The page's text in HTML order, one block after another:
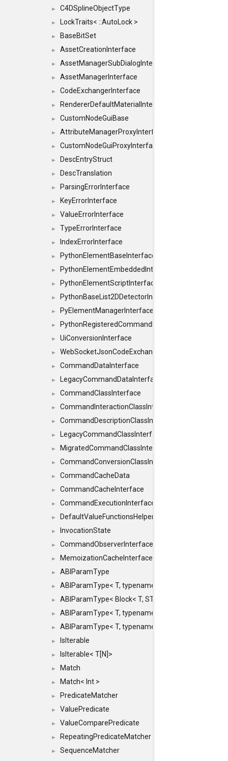
► C4DSplineObjectType
► LockTraits< ::AutoLock >
► BaseBitSet
► AssetCreationInterface
► AssetManagerSubDialogInterface
► AssetManagerInterface
► CodeExchangerInterface
► RendererDefaultMaterialInterface
► CustomNodeGuiBase
► AttributeManagerProxyInterface
► CustomNodeGuiProxyInterface
► DescEntryStruct
► DescTranslation
► ParsingErrorInterface
► KeyErrorInterface
► ValueErrorInterface
► TypeErrorInterface
► IndexErrorInterface
► PythonElementBaseInterface
► PythonElementEmbeddedInterface
► PythonElementScriptInterface
► PythonBaseList2DDetectorInterface
► PyElementManagerInterface
► PythonRegisteredCommandIdsInterface
► UiConversionInterface
► WebSocketJsonCodeExchangerInterface
► CommandDataInterface
► LegacyCommandDataInterface
► CommandClassInterface
► CommandInteractionClassInterface
► CommandDescriptionClassInterface
► LegacyCommandClassInterface
► MigratedCommandClassInterface
► CommandConversionClassInterface
► CommandCacheData
► CommandCacheInterface
► CommandExecutionInterface
► DefaultValueFunctionsHelper< const Result<
► InvocationState
► CommandObserverInterface
► MemoizationCacheInterface
► ABIParamType
► ABIParamType< T, typename std::enable_if<
► ABIParamType< Block< T, STRIDED, MOVE > >
► ABIParamType< T, typename std::enable_if<
► ABIParamType< T, typename std::enable_if<
► IsIterable
► IsIterable< T[N]>
► Match
► Match< Int >
► PredicateMatcher
► ValuePredicate
► ValueComparePredicate
► RepeatingPredicateMatcher
►
SequenceMatcher